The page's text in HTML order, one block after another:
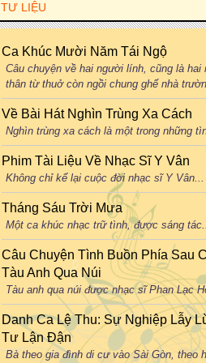
TƯ LIỆU
Ca Khúc Mười Năm Tái Ngộ
Câu chuyện về hai người lính, cũng là hai
thân từ thuở còn ngồi chung ghế nhà
Về Bài Hát Nghìn Trùng Xa Cách
Nghìn trùng xa cách là một trong những
Phim Tài Liệu Về Nhạc Sĩ Y Vân
Không chỉ kể lại cuộc đời nhạc sĩ Y Vân...
Tháng Sáu Trời Mưa
Một ca khúc nhạc trữ tình, được sáng
Câu Chuyện Tình Buồn Phía Sau
Tàu Anh Qua Núi
Tàu anh qua núi được nhạc sĩ Phan Lạc
Danh Ca Lệ Thu: Sự Nghiệp Lẫy
Tư Lận Đận
Bà theo gia đình di cư vào Sài Gòn, theo